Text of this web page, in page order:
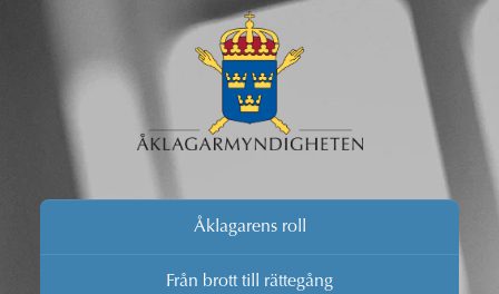
Åklagarens roll
Från brott till rättegång